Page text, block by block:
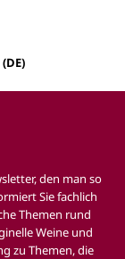
den man so
Sie fachlich
Themen rund
Weine und
zu Themen, die